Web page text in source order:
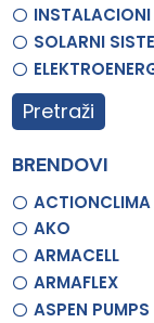
SOLARNI
Pretraži
BRENDOVI
ACTIONCLIMA
AKO
ARMACELL
ARMAFLEX
ASPEN PUMPS